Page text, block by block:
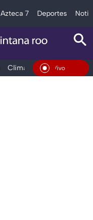
Azteca 7 Deportes
Clima Tráfico
En Vivo